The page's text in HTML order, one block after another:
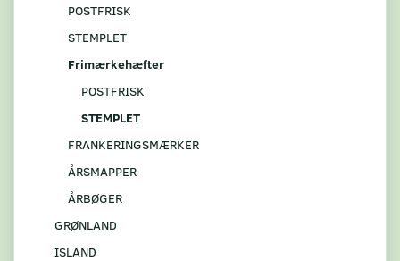
POSTFRISK
STEMPLET
Frimærkehæfter
POSTFRISK
STEMPLET
FRANKERINGSMÆRKER
ÅRSMAPPER
ÅRBØGER
GRØNLAND
ISLAND